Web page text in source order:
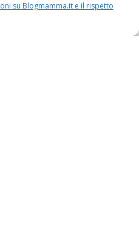
su Blogmamma.it e il rispetto